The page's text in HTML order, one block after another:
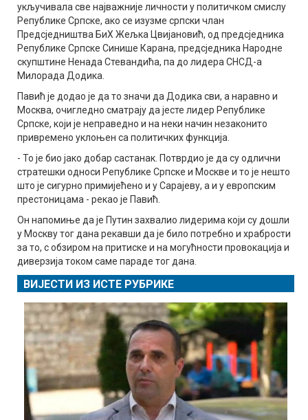
укључивала све најважније личности у политичком смислу
Републике Српске, ако се изузме српски члан
Предсједништва БиХ Жељка Цвијановић, од предсједника
Републике Српске Синише Карана, предсједника Народне
скупштине Ненада Стевандића, па до лидера СНСД-а
Милорада Додика.
Павић је додао је да то значи да Додика сви, а наравно и
Москва, очигледно сматрају да јесте лидер Републике
Српске, који је неправедно и на неки начин незаконито
привремено уклоњен са политичких функција.
- То је био јако добар састанак. Потврдио је да су одлични
стратешки односи Републике Српске и Москве и то је нешто
што је сигурно примијећено и у Сарајеву, а и у европским
престоницама - рекао је Павић.
Он напомиње да је Путин захвалио лидерима који су дошли
у Москву тог дана рекавши да је било потребно и храбрости
за то, с обзиром на притиске и на могућности провокација и
диверзија током саме параде тог дана.
ВИЈЕСТИ ИЗ ИСТЕ РУБРИКЕ